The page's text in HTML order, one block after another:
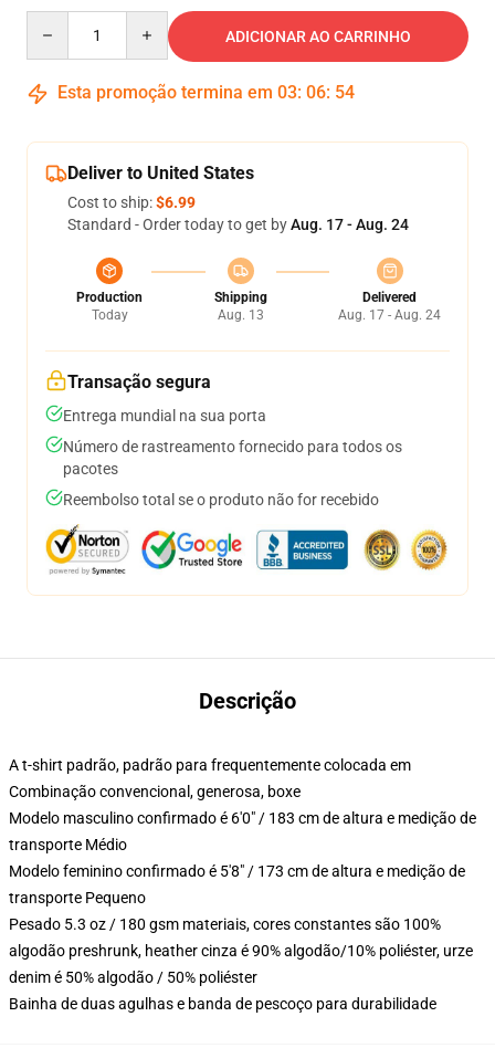
ADICIONAR AO CARRINHO
Esta promoção termina em 03: 06: 53
Deliver to United States
Cost to ship:$6.99
Standard - Order today to get byAug. 17 - Aug. 24
Production
Today
Shipping
Aug. 13
Delivered
Aug. 17 - Aug. 24
Transação segura
Entrega mundial na sua porta
Número de rastreamento fornecido para todos os
pacotes
Reembolso total se o produto não for recebido
Descrição
A t-shirt padrão, padrão para frequentemente colocada em
Combinação convencional, generosa, boxe
Modelo masculino confirmado é 6'0" / 183 cm de altura e medição de
transporte Médio
Modelo feminino confirmado é 5'8" / 173 cm de altura e medição de
transporte Pequeno
Pesado 5.3 oz / 180 gsm materiais, cores constantes são 100%
algodão preshrunk, heather cinza é 90% algodão/10% poliéster, urze
denim é 50% algodão / 50% poliéster
Bainha de duas agulhas e banda de pescoço para durabilidade